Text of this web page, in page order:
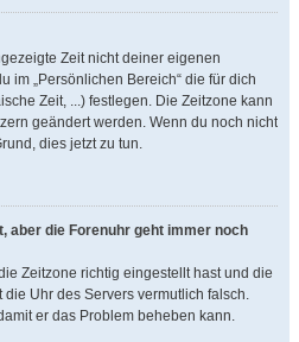
Zeit nicht deiner eigenen
im „Persönlichen Bereich“ die für dich
Zeit, ...) festlegen. Die Zeitzone kann
geändert werden. Wenn du noch nicht
dies jetzt zu tun.
aber die Forenuhr geht immer noch
Zeitzone richtig eingestellt hast und die
Uhr des Servers vermutlich falsch.
er das Problem beheben kann.